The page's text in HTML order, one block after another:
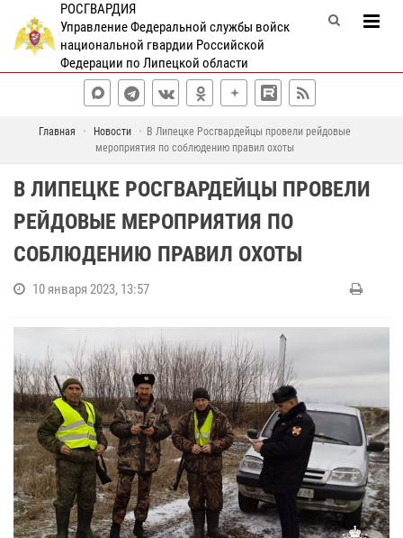
РОСГВАРДИЯ
Управление Федеральной службы войск
национальной гвардии Российской
Федерации по Липецкой области
Главная Новости
В Липецке Росгвардейцы провели рейдовые
мероприятия по соблюдению правил охоты
В ЛИПЕЦКЕ РОСГВАРДЕЙЦЫ ПРОВЕЛИ
РЕЙДОВЫЕ МЕРОПРИЯТИЯ ПО
СОБЛЮДЕНИЮ ПРАВИЛ ОХОТЫ
10 января 2023, 13:57